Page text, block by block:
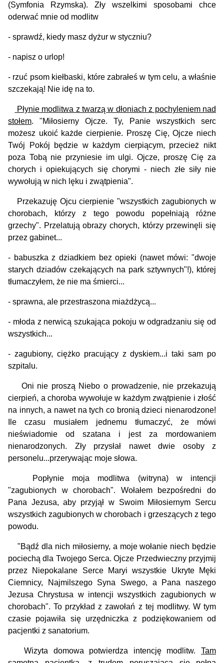
(Symfonia Rzymska). Zły wszelkimi sposobami chce
oderwać mnie od modlitw
- sprawdź, kiedy masz dyżur w styczniu?
- napisz o urlop!
- rzuć psom kiełbaski, które zabrałeś w tym celu, a właśnie
szczekają! Nie idę na to.
Płynie modlitwa z twarzą w dłoniach z pochyleniem nad
stołem. "Miłosierny Ojcze. Ty, Panie wszystkich serc
możesz ukoić każde cierpienie. Proszę Cię, Ojcze niech
Twój Pokój będzie w każdym cierpiącym, przecież nikt
poza Tobą nie przyniesie im ulgi. Ojcze, proszę Cię za
chorych i opiekujących się chorymi - niech złe siły nie
wywołują w nich lęku i zwątpienia".
Przekazuję Ojcu cierpienie "wszystkich zagubionych w
chorobach, którzy z tego powodu popełniają różne
grzechy". Przelatują obrazy chorych, którzy przewinęli się
przez gabinet...
- babuszka z dziadkiem bez opieki (nawet mówi: "dwoje
starych dziadów czekających na park sztywnych"!), której
tłumaczyłem, że nie ma śmierci...
- sprawna, ale przestraszona miażdżycą...
- młoda z nerwicą szukająca pokoju w odgradzaniu się od
wszystkich...
- zagubiony, ciężko pracujący z dyskiem...i taki sam po
szpitalu.
Oni nie proszą Niebo o prowadzenie, nie przekazują
cierpień, a choroba wywołuje w każdym zwątpienie i złość
na innych, a nawet na tych co bronią dzieci nienarodzone!
Ile czasu musiałem jednemu tłumaczyć, że mówi
nieświadomie od szatana i jest za mo­rdowaniem
nienarodzonych. Zły przysłał nawet dwie osoby z
personelu...przerywając moje słowa.
Popłynie moja modlitwa (witryna) w intencji
"zagubionych w chorobach". Wołałem bezpośredni do
Pana Jezusa, aby przyjął w Swoim Miłosiernym Sercu
wszystkich zagubionych w chorobach i grzeszących z tego
powodu.
"Bądź dla nich miłosierny, a moje wo­łanie niech będzie
pociechą dla Twojego Serca. Ojcze Przedwieczny przyjmij
przez Niepokalane Serce Maryi wszystkie Ukryte Męki
Ciemnicy, Najmilszego Syna Swego, a Pana naszego
Jezusa Chrystusa w intencji wszystkich zagubionych w
chorobach". To przykład z zawołań z tej modlitwy. W tym
czasie pojawiła się urzędniczka z podziękowaniem od
pacjentki z sanatorium.
Wizyta domowa potwierdza intencję modlitw. Tam